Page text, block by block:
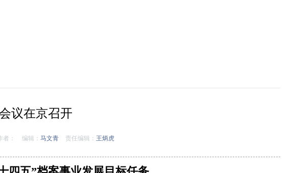
议在京召开
者： 编辑： 马文青 责任编辑： 王炳虎